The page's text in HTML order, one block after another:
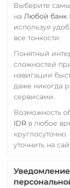
Выберите
на Любой банк
используя
все тонкости.
Понятный
сложностей
навигации
даже никогда
сервисами.
Возможность
IDR в любое
уточнить на